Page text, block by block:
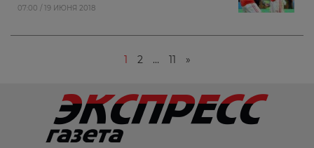
07:00 / 19 ИЮНЯ 2018
1 2 … 11 »